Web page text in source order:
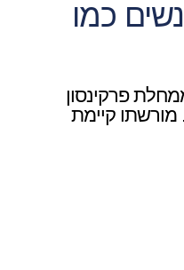
כמו
1984 נפטר ממחלת פרקינסון
מורשתו קיימת